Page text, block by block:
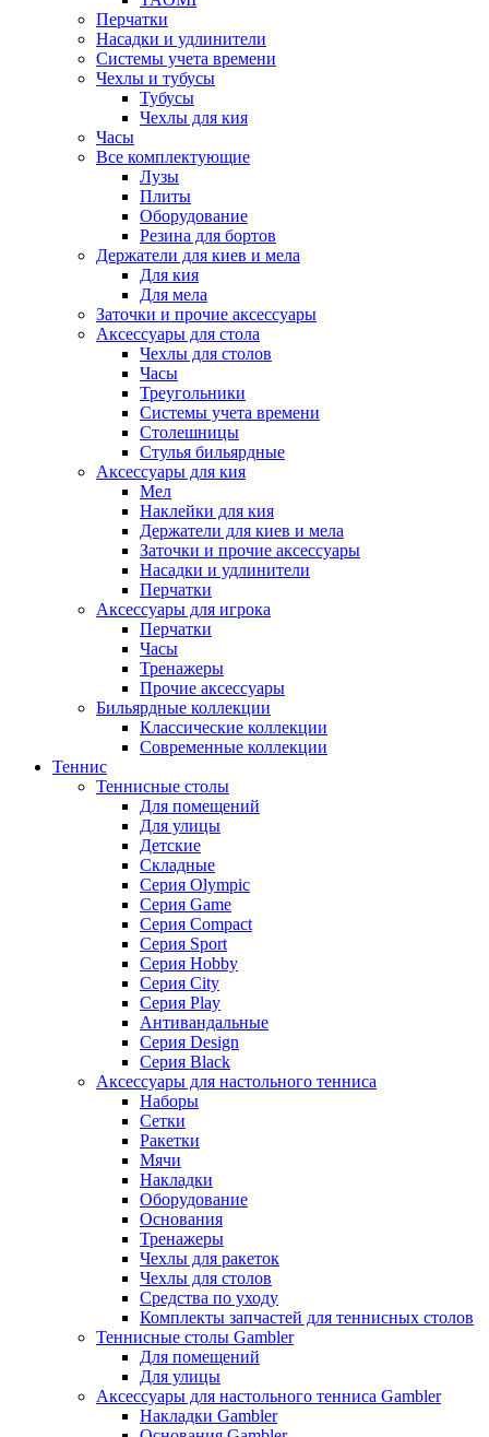
Перчатки
Насадки и удлинители
Системы учета времени
Чехлы и тубусы
Тубусы
Чехлы для кия
Часы
Все комплектующие
Лузы
Плиты
Оборудование
Резина для бортов
Держатели для киев и мела
Для кия
Для мела
Заточки и прочие аксессуары
Аксессуары для стола
Чехлы для столов
Часы
Треугольники
Системы учета времени
Столешницы
Стулья бильярдные
Аксессуары для кия
Мел
Наклейки для кия
Держатели для киев и мела
Заточки и прочие аксессуары
Насадки и удлинители
Перчатки
Аксессуары для игрока
Перчатки
Часы
Тренажеры
Прочие аксессуары
Бильярдные коллекции
Классические коллекции
Современные коллекции
Теннис
Теннисные столы
Для помещений
Для улицы
Детские
Складные
Серия Olympic
Серия Game
Серия Compact
Серия Sport
Серия Hobby
Серия City
Серия Play
Антивандальные
Серия Design
Серия Black
Аксессуары для настольного тенниса
Наборы
Сетки
Ракетки
Мячи
Накладки
Оборудование
Основания
Тренажеры
Чехлы для ракеток
Чехлы для столов
Средства по уходу
Комплекты запчастей для теннисных столов
Теннисные столы Gambler
Для помещений
Для улицы
Аксессуары для настольного тенниса Gambler
Накладки Gambler